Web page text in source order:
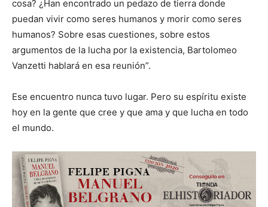
cosa? ¿Han encontrado un pedazo de tierra donde
puedan vivir como seres humanos y morir como seres
humanos? Sobre esas cuestiones, sobre estos
argumentos de la lucha por la existencia, Bartolomeo
Vanzetti hablará en esa reunión”.
Ese encuentro nunca tuvo lugar. Pero su espíritu existe
hoy en la gente que cree y que ama y que lucha en todo
el mundo.